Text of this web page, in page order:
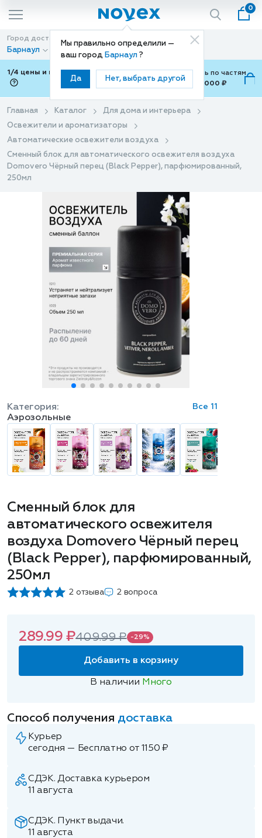
Мы правильно определили —
ваш город Барнаул ?
Да Нет, выбрать другой
0
Город доставки
Барнаул
Способ доставки
Доставка
1/4 цены и покупки ваши с Подели
Можно оплатить по частям
от 700 ₽ до 15,000 ₽
Главная Каталог
Для дома и интерьера
Освежители и ароматизаторы
Автоматические освежители воздуха
Сменный блок для автоматического освежителя воздуха
Domovero Чёрный перец (Black Pepper), парфюмированный,
250мл
Сменный блок для
автоматического освежителя
воздуха Domovero Чёрный перец
(Black Pepper), парфюмированный,
250мл
2 отзыва 2 вопроса
Категория:
Аэрозольные
Все 11
289.99 ₽409.99 ₽ -29%
Добавить в корзину
В наличии Много
Способ получения доставка
Курьер
сегодня — Бесплатно от 1150 ₽
СДЭК. Доставка курьером
11 августа
СДЭК. Пункт выдачи.
11 августа